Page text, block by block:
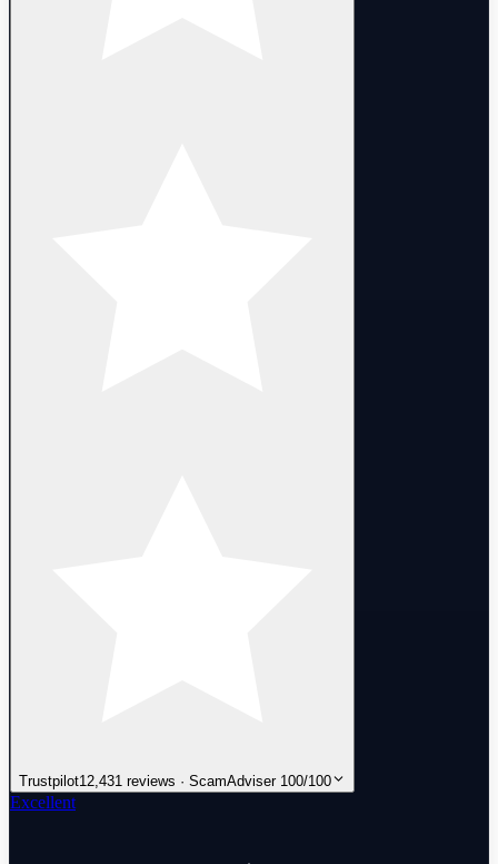
Trustpilot12,431 reviews · ScamAdviser 100/100
Excellent